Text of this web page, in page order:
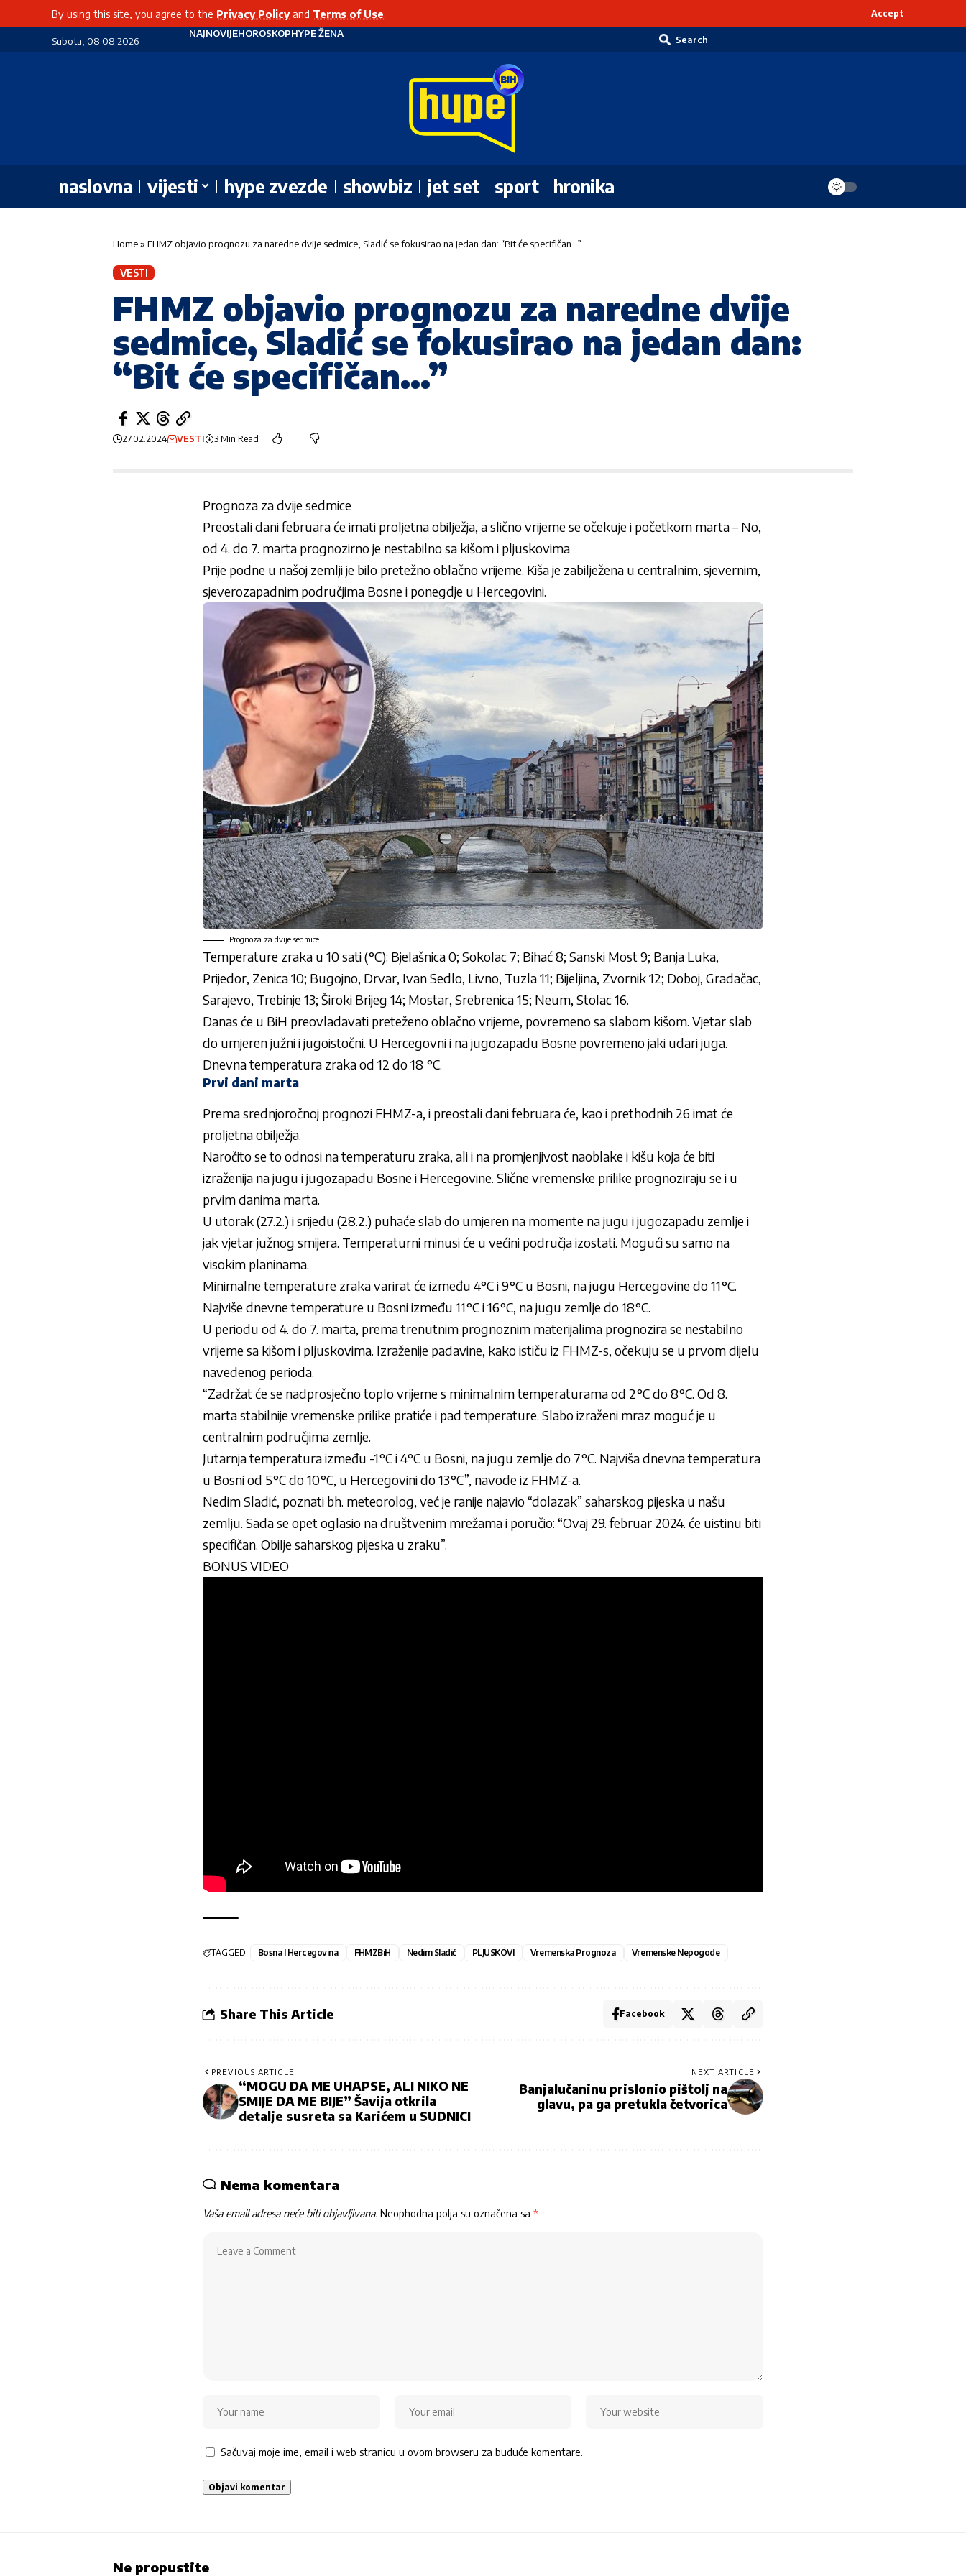
By using this site, you agree to the Privacy Policyand Terms of Use. Accept
Subota, 08.08.2026
NAJNOVIJEHOROSKOPHYPE ŽENA
Search
naslovna vijesti hype zvezde showbiz jet set sport hronika
Home» FHMZ objavio prognozu za naredne dvije sedmice, Sladić se fokusirao na jedan dan: “Bit će specifičan…”
VESTI
FHMZ objavio prognozu za naredne dvije
sedmice, Sladić se fokusirao na jedan dan:
“Bit će specifičan…”
27.02.2024 VESTI 3 Min Read
Prognoza za dvije sedmice
Preostali dani februara će imati proljetna obilježja, a slično vrijeme se očekuje i početkom marta – No,
od 4. do 7. marta prognozirno je nestabilno sa kišom i pljuskovima
Prije podne u našoj zemlji je bilo pretežno oblačno vrijeme. Kiša je zabilježena u centralnim, sjevernim,
sjeverozapadnim područjima Bosne i ponegdje u Hercegovini.
Prognoza za dvije sedmice
Temperature zraka u 10 sati (°C): Bjelašnica 0; Sokolac 7; Bihać 8; Sanski Most 9; Banja Luka,
Prijedor, Zenica 10; Bugojno, Drvar, Ivan Sedlo, Livno, Tuzla 11; Bijeljina, Zvornik 12; Doboj, Gradačac,
Sarajevo, Trebinje 13; Široki Brijeg 14; Mostar, Srebrenica 15; Neum, Stolac 16.
Danas će u BiH preovladavati preteženo oblačno vrijeme, povremeno sa slabom kišom. Vjetar slab
do umjeren južni i jugoistočni. U Hercegovni i na jugozapadu Bosne povremeno jaki udari juga.
Dnevna temperatura zraka od 12 do 18 °C.
Prvi dani marta
Prema srednjoročnoj prognozi FHMZ-a , i preostali dani februara će, kao i prethodnih 26 imat će
proljetna obilježja.
Naročito se to odnosi na temperaturu zraka, ali i na promjenjivost naoblake i kišu koja će biti
izraženija na jugu i jugozapadu Bosne i Hercegovine. Slične vremenske prilike prognoziraju se i u
prvim danima marta.
U utorak (27.2.) i srijedu (28.2.) puhaće slab do umjeren na momente na jugu i jugozapadu zemlje i
jak vjetar južnog smijera. Temperaturni minusi će u većini područja izostati. Mogući su samo na
visokim planinama.
Minimalne temperature zraka varirat će između 4°C i 9°C u Bosni, na jugu Hercegovine do 11°C.
Najviše dnevne temperature u Bosni između 11°C i 16°C, na jugu zemlje do 18°C.
U periodu od 4. do 7. marta, prema trenutnim prognoznim materijalima prognozira se nestabilno
vrijeme sa kišom i pljuskovima. Izraženije padavine, kako ističu iz FHMZ-s, očekuju se u prvom dijelu
navedenog perioda.
“Zadržat će se nadprosječno toplo vrijeme s minimalnim temperaturama od 2°C do 8°C. Od 8.
marta stabilnije vremenske prilike pratiće i pad temperature. Slabo izraženi mraz moguć je u
centralnim područjima zemlje.
Jutarnja temperatura između -1°C i 4°C u Bosni, na jugu zemlje do 7°C. Najviša dnevna temperatura
u Bosni od 5°C do 10°C, u Hercegovini do 13°C”, navode iz FHMZ-a.
Nedim Sladić , poznati bh. meteorolog, već je ranije najavio “dolazak” saharskog pijeska u našu
zemlju. Sada se opet oglasio na društvenim mrežama i poručio: “Ovaj 29. februar 2024. će uistinu biti
specifičan. Obilje saharskog pijeska u zraku”.
BONUS VIDEO
TAGGED: Bosna I Hercegovina FHMZBiH Nedim Sladić PLJUSKOVI Vremenska Prognoza Vremenske Nepogode
Share This Article Facebook
PREVIOUS ARTICLE
“MOGU DA ME UHAPSE, ALI NIKO NE
SMIJE DA ME BIJE” Šavija otkrila
detalje susreta sa Karićem u SUDNICI
NEXT ARTICLE
Banjalučaninu prislonio pištolj na
glavu, pa ga pretukla četvorica
Nema komentara
Vaša email adresa neće biti objavljivana. Neophodna polja su označena sa *
Sačuvaj moje ime, email i web stranicu u ovom browseru za buduće komentare.
Ne propustite